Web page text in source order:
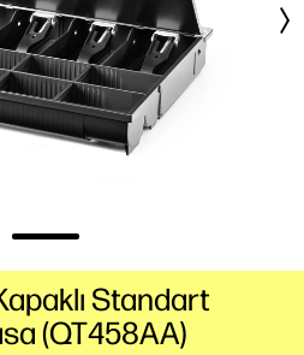
Standart
(QT458AA)